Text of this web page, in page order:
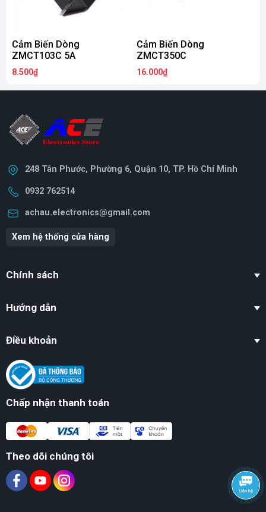
Cảm Biến Dòng
ZMCT103C 5A
8.500₫
Cảm Biến Dòng
ZMCT350C
16.000₫
248 Tân Phước, Phường 6, Quận 10, TP. Hồ Chí Minh
0932 762514
achau.electronics@gmail.com
Xem hệ thống cửa hàng
Chính sách
Hướng dẫn
Điều khoản
Chấp nhận thanh toán
Theo dõi chúng tôi